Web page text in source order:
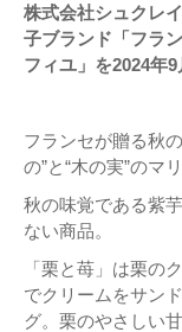
株式会社シュクレ
子ブランド「フラ
フィユ」を2024年
フランセが贈る秋
の”と“木の実”のマ
秋の味覚である紫
ない商品。
「栗と苺」は栗の
でクリームをサン
グ。栗のやさしい